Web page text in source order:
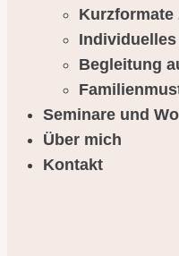
Kurzformate
Begleitung
Seminare und
Über mich
Kontakt